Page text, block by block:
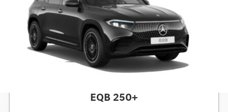
EQB 250+